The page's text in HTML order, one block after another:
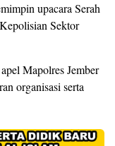
upacara Serah
Sektor
Mapolres Jember
organisasi serta